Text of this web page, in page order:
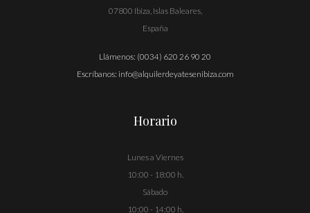
07800 Ibiza, Islas Baleares,
España
Llámenos: (0034) 620 26 90 20
Escríbanos: info@alquilerdeyatesenibiza.com
Horario
Lunes a Viernes
10:00 - 18:00 h.
Sábado
10:00 - 14:00 h.